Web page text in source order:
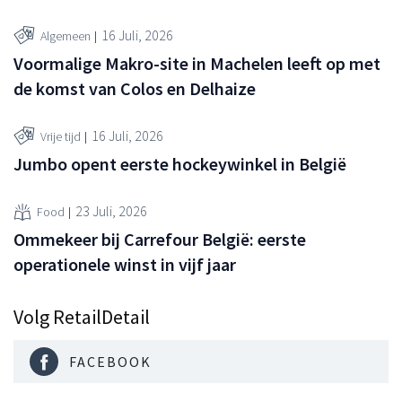
Algemeen 16 Juli, 2026
Voormalige Makro-site in Machelen leeft op met
de komst van Colos en Delhaize
Vrije tijd 16 Juli, 2026
Jumbo opent eerste hockeywinkel in België
Food 23 Juli, 2026
Ommekeer bij Carrefour België: eerste
operationele winst in vijf jaar
Volg RetailDetail
FACEBOOK